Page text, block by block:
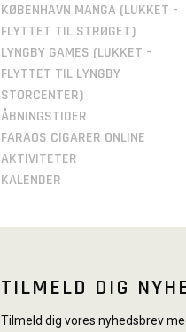
KØBENHAVN MANGA (LUKKET -
FLYTTET TIL STRØGET)
LYNGBY GAMES (LUKKET -
FLYTTET TIL LYNGBY
STORCENTER)
ÅBNINGSTIDER
FARAOS CIGARER ONLINE
AKTIVITETER
KALENDER
TILMELD DIG
Tilmeld dig vores nyhedsbrev